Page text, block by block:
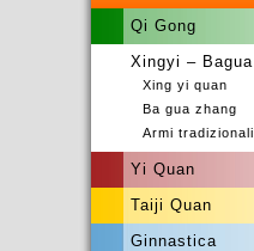
Qi Gong
Xingyi – Bagua
Xing yi quan
Ba gua zhang
Armi tradizionali
Yi Quan
Taiji Quan
Ginnastica